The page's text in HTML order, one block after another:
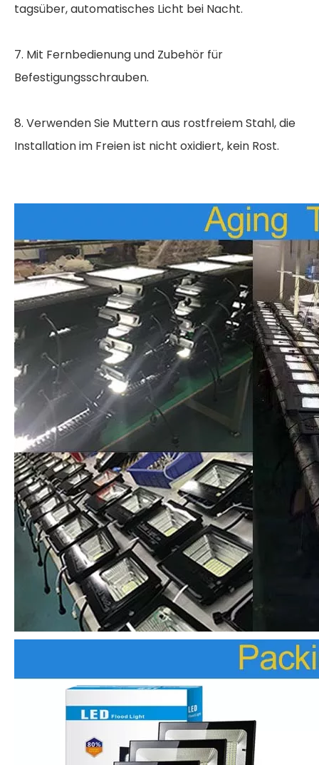
tagsüber, automatisches Licht bei Nacht.
7. Mit Fernbedienung und Zubehör für
Befestigungsschrauben.
8. Verwenden Sie Muttern aus rostfreiem Stahl, die
Installation im Freien ist nicht oxidiert, kein Rost.